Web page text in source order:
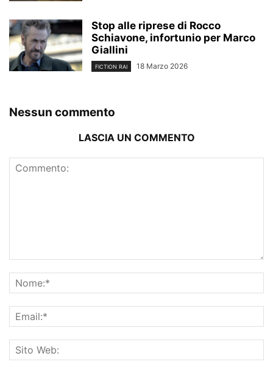
Stop alle riprese di Rocco
Schiavone, infortunio per Marco
Giallini
FICTION RAI 18 Marzo 2026
Nessun commento
LASCIA UN COMMENTO